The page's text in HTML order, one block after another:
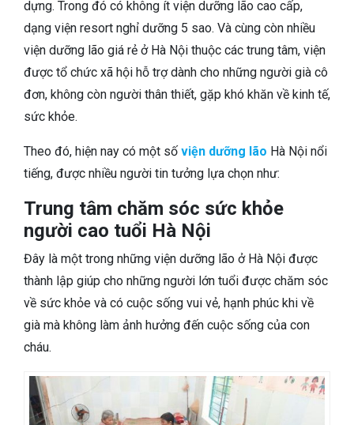
dựng. Trong đó có không ít viện dưỡng lão cao cấp,
dạng viện resort nghỉ dưỡng 5 sao. Và cùng còn nhiều
viện dưỡng lão giá rẻ ở Hà Nội thuộc các trung tâm, viện
được tổ chức xã hội hỗ trợ dành cho những người già cô
đơn, không còn người thân thiết, gặp khó khăn về kinh tế,
sức khỏe.
Theo đó, hiện nay có một số viện dưỡng lão Hà Nội nổi
tiếng, được nhiều người tin tưởng lựa chọn như:
Trung tâm chăm sóc sức khỏe
người cao tuổi Hà Nội
Đây là một trong những viện dưỡng lão ở Hà Nội được
thành lập giúp cho những người lớn tuổi được chăm sóc
về sức khỏe và có cuộc sống vui vẻ, hạnh phúc khi về
già mà không làm ảnh hưởng đến cuộc sống của con
cháu.